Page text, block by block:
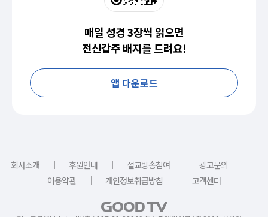
매일 성경 3장씩 읽으면
전신갑주 배지를 드려요!
앱 다운로드
회사소개 ｜ 후원안내 ｜ 설교방송참여 ｜ 광고문의
｜
이용약관
｜ 개인정보취급방침 ｜ 고객센터